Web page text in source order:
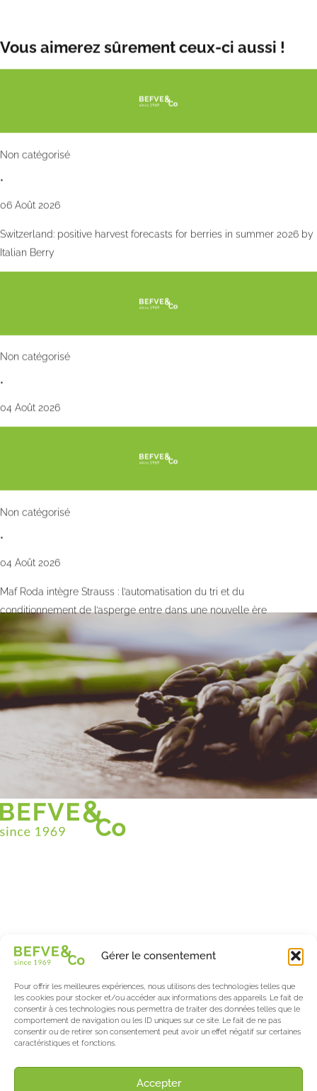
Gérer le consentement
Pour offrir les meilleures expériences, nous utilisons des technologies telles que
les cookies pour stocker et/ou accéder aux informations des appareils. Le fait de
consentir à ces technologies nous permettra de traiter des données telles que le
comportement de navigation ou les ID uniques sur ce site. Le fait de ne pas
consentir ou de retirer son consentement peut avoir un effet négatif sur certaines
caractéristiques et fonctions.
Accepter
Vous aimerez sûrement ceux-ci aussi !
Non catégorisé
•
06 Août 2026
Switzerland: positive harvest forecasts for berries in summer 2026 by
Italian Berry
Non catégorisé
•
04 Août 2026
Non catégorisé
•
04 Août 2026
Maf Roda intègre Strauss : l’automatisation du tri et du
conditionnement de l’asperge entre dans une nouvelle ère
À Propos
Nos partenaires
Actualités & Evènements
Le blog de l’asperge & des berries
Salon International Asparagus Days